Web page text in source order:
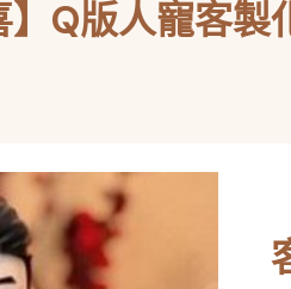
】Q版人寵客